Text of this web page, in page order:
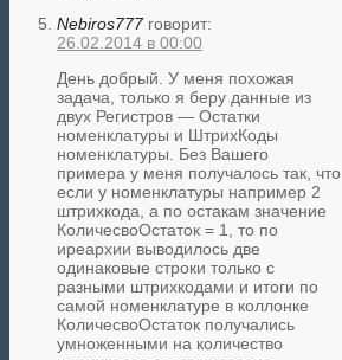
Nebiros777 говорит:
26.02.2014 в 00:00
День добрый. У меня похожая
задача, только я беру данные из
двух Регистров — Остатки
номенклатуры и ШтрихКоды
номенклатуры. Без Вашего
примера у меня получалось так, что
если у номенклатуры например 2
штрихкода, а по остакам значение
КоличесвоОстаток = 1, то по
иреархии выводилось две
одинаковые строки только с
разными штрихкодами и итоги по
самой номенклатуре в коллонке
КоличесвоОстаток получались
умноженными на количество